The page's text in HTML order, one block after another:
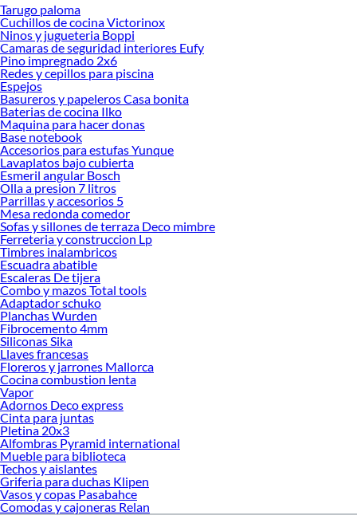
Tarugo paloma
Cuchillos de cocina Victorinox
Ninos y jugueteria Boppi
Camaras de seguridad interiores Eufy
Pino impregnado 2x6
Redes y cepillos para piscina
Espejos
Basureros y papeleros Casa bonita
Baterias de cocina Ilko
Maquina para hacer donas
Base notebook
Accesorios para estufas Yunque
Lavaplatos bajo cubierta
Esmeril angular Bosch
Olla a presion 7 litros
Parrillas y accesorios 5
Mesa redonda comedor
Sofas y sillones de terraza Deco mimbre
Ferreteria y construccion Lp
Timbres inalambricos
Escuadra abatible
Escaleras De tijera
Combo y mazos Total tools
Adaptador schuko
Planchas Wurden
Fibrocemento 4mm
Siliconas Sika
Llaves francesas
Floreros y jarrones Mallorca
Cocina combustion lenta
Vapor
Adornos Deco express
Cinta para juntas
Pletina 20x3
Alfombras Pyramid international
Mueble para biblioteca
Techos y aislantes
Griferia para duchas Klipen
Vasos y copas Pasabahce
Comodas y cajoneras Relan